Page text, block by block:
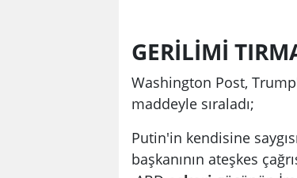
GERİLİMİ
Washington Post,
maddeyle sıraladı;
Putin'in kendisine
başkanının ateşkes